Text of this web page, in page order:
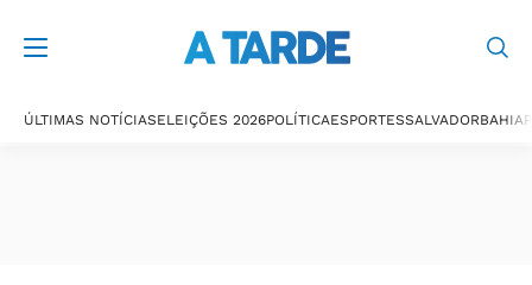
ÚLTIMAS NOTÍCIASELEIÇÕES 2026POLÍTICAESPORTESSALVADORBAHIA